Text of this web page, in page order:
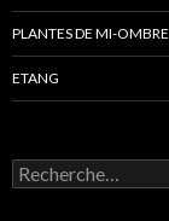
PLANTES DE MI-OMBRE
ETANG
Rechercher :